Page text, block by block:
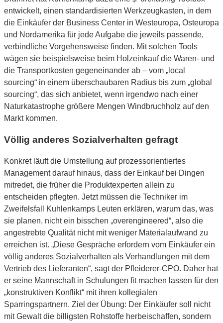
entwickelt, einen standardisierten Werkzeugkasten, in dem
die Einkäufer der Business Center in Westeuropa, Osteuropa
und Nordamerika für jede Aufgabe die jeweils passende,
verbindliche Vorgehensweise finden. Mit solchen Tools
wägen sie beispielsweise beim Holzeinkauf die Waren- und
die Transportkosten gegeneinander ab – vom „local
sourcing“ in einem überschaubaren Radius bis zum „global
sourcing“, das sich anbietet, wenn irgendwo nach einer
Naturkatastrophe größere Mengen Windbruchholz auf den
Markt kommen.
Völlig anderes Sozialverhalten gefragt
Konkret läuft die Umstellung auf prozessorientiertes
Management darauf hinaus, dass der Einkauf bei Dingen
mitredet, die früher die Produktexperten allein zu
entscheiden pflegten. Jetzt müssen die Techniker im
Zweifelsfall Kuhlenkamps Leuten erklären, warum das, was
sie planen, nicht ein bisschen „overengineered“, also die
angestrebte Qualität nicht mit weniger Materialaufwand zu
erreichen ist. „Diese Gespräche erfordern vom Einkäufer ein
völlig anderes Sozialverhalten als Verhandlungen mit dem
Vertrieb des Lieferanten“, sagt der Pfleiderer-CPO. Daher hat
er seine Mannschaft in Schulungen fit machen lassen für den
„konstruktiven Konflikt“ mit ihren kollegialen
Sparringspartnern. Ziel der Übung: Der Einkäufer soll nicht
mit Gewalt die billigsten Rohstoffe herbeischaffen, sondern